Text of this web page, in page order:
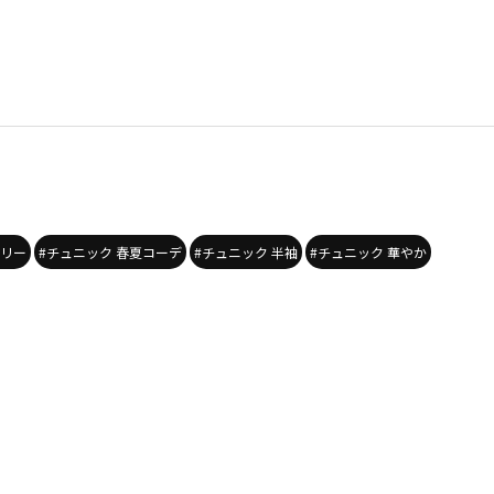
ー #チュニック 春夏コーデ #チュニック 半袖 #チュニック 華やか